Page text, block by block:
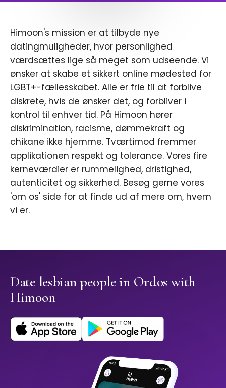
Himoon's mission er at tilbyde nye
datingmuligheder, hvor personlighed
værdsættes lige så meget som udseende. Vi
ønsker at skabe et sikkert online mødested for
LGBT+-fællesskabet. Alle er frie til at forblive
diskrete, hvis de ønsker det, og forbliver i
kontrol til enhver tid. På Himoon hører
diskrimination, racisme, dømmekraft og
chikane ikke hjemme. Tværtimod fremmer
applikationen respekt og tolerance. Vores fire
kerneværdier er rummelighed, dristighed,
autenticitet og sikkerhed. Besøg gerne vores
'om os' side for at finde ud af mere om, hvem
vi er.
Date lesbian people in Ordos with
Himoon